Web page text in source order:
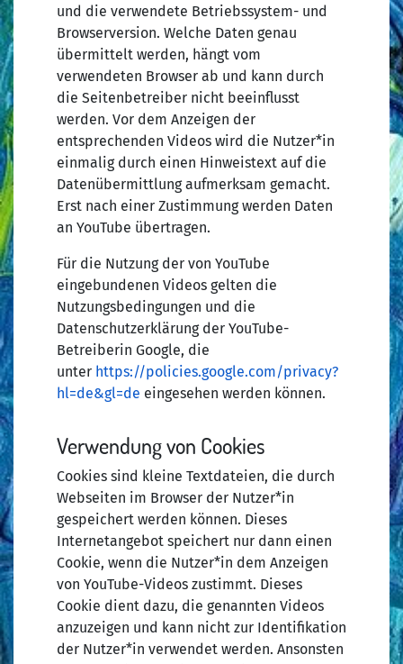
und die verwendete Betriebssystem- und
Browserversion. Welche Daten genau
übermittelt werden, hängt vom
verwendeten Browser ab und kann durch
die Seitenbetreiber nicht beeinflusst
werden. Vor dem Anzeigen der
entsprechenden Videos wird die Nutzer*in
einmalig durch einen Hinweistext auf die
Datenübermittlung aufmerksam gemacht.
Erst nach einer Zustimmung werden Daten
an YouTube übertragen.
Für die Nutzung der von YouTube
eingebundenen Videos gelten die
Nutzungsbedingungen und die
Datenschutzerklärung der YouTube-
Betreiberin Google, die
unter https://policies.google.com/privacy?
hl=de&gl=de eingesehen werden können.
Verwendung von Cookies
Cookies sind kleine Textdateien, die durch
Webseiten im Browser der Nutzer*in
gespeichert werden können. Dieses
Internetangebot speichert nur dann einen
Cookie, wenn die Nutzer*in dem Anzeigen
von YouTube-Videos zustimmt. Dieses
Cookie dient dazu, die genannten Videos
anzuzeigen und kann nicht zur Identifikation
der Nutzer*in verwendet werden. Ansonsten